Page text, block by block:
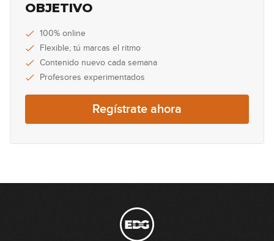
11:42
07:35
22
05:32
Double Stops: Terceras (parte 2)
23
Conclusión: Cómo construir un
OBJETIVO
100% online
Flexible, tú marcas el ritmo
Contenido nuevo cada semana
Profesores experimentados
Regístrate ahora